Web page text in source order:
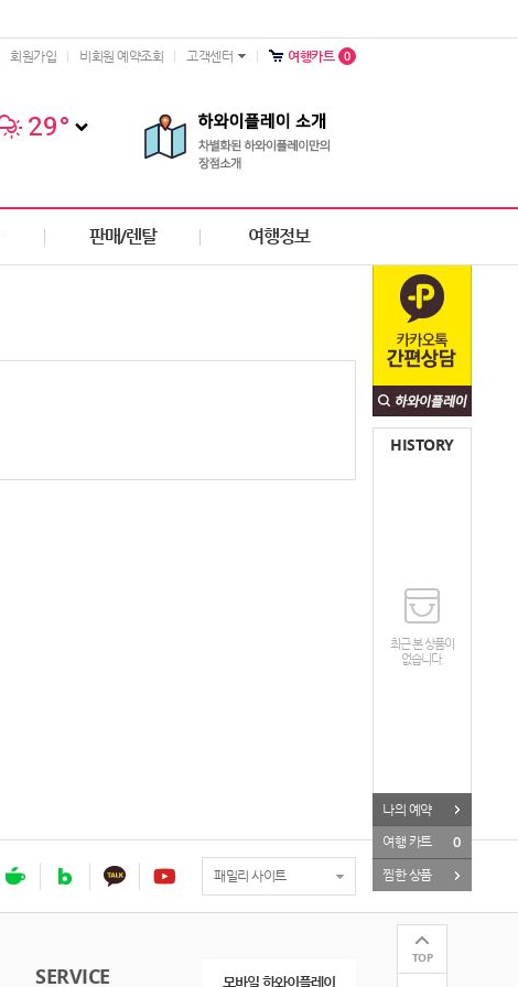
회원가입 비회원 예약조회 고객센터 여행카트 0
29°
판매/렌탈 여행정보
패밀리 사이트
SERVICE 모바일 하와이플레이
HISTORY
최근 본 상품이
없습니다.
나의 예약
여행 카트 0
찜한 상품
TOP